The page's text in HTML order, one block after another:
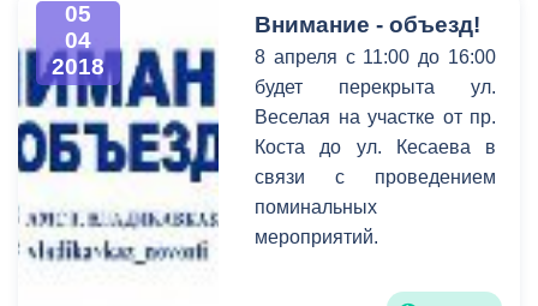
лет земельного участка
для индивидуального
жилищного строительства
по следующему адресу: в
п.Южном, ул.Братская,
ориентировочной
площадью 0,0500 га.
05
04
2018
Внимание - объезд!
8 апреля с 11:00 до 16:00
будет перекрыта ул.
Веселая на участке от пр.
Коста до ул. Кесаева в
связи с проведением
поминальных
мероприятий.